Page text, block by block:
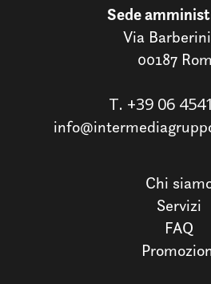
Sede
Via
00187
T. +39 06
Chi
Servizi
FAQ